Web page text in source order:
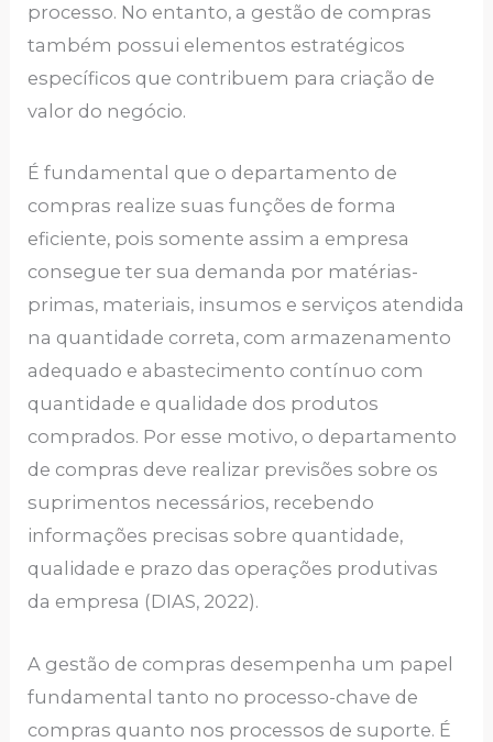
processo. No entanto, a gestão de compras
também possui elementos estratégicos
específicos que contribuem para criação de
valor do negócio.
É fundamental que o departamento de
compras realize suas funções de forma
eficiente, pois somente assim a empresa
consegue ter sua demanda por matérias-
primas, materiais, insumos e serviços atendida
na quantidade correta, com armazenamento
adequado e abastecimento contínuo com
quantidade e qualidade dos produtos
comprados. Por esse motivo, o departamento
de compras deve realizar previsões sobre os
suprimentos necessários, recebendo
informações precisas sobre quantidade,
qualidade e prazo das operações produtivas
da empresa (DIAS, 2022).
A gestão de compras desempenha um papel
fundamental tanto no processo-chave de
compras quanto nos processos de suporte. É